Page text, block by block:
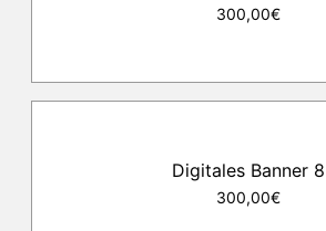
300,00€
Digitales Banner 8
300,00€